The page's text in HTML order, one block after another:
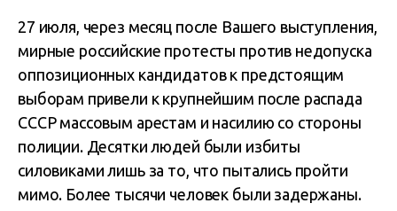
27 июля, через месяц после Вашего выступления,
мирные российские протесты против недопуска
оппозиционных кандидатов к предстоящим
выборам привели к крупнейшим после распада
СССР массовым арестам и насилию со стороны
полиции. Десятки людей были избиты
силовиками лишь за то, что пытались пройти
мимо. Более тысячи человек были задержаны.